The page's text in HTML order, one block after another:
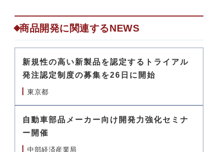
商品開発に関連するNEWS
新規性の高い新製品を認定するトライアル
発注認定制度の募集を26日に開始
東京都
自動車部品メーカー向け開発力強化セミナ
ー開催
中部経済産業局